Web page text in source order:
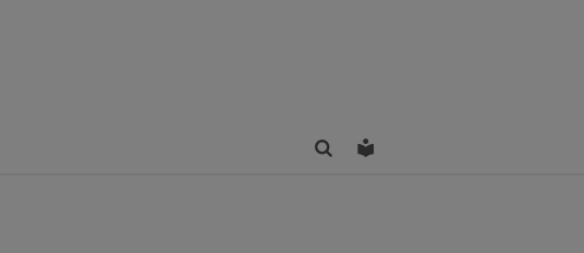
FindenLeichte Sprache